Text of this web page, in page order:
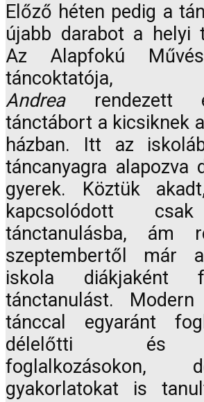
Előző héten pedig a
újabb darabot a helyi
Az Alapfokú
Andrearendezett
tánctábort a kicsiknek
házban. Itt az
táncanyagra alapozva
gyerek. Köztük
kapcsolódott
tánctanulásba, ám
szeptembertől már
iskola diákjaként
tánctanulást.
tánccal egyaránt
délelőtti és
gyakorlatokat is